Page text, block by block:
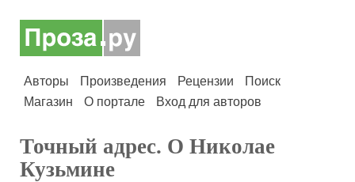
Авторы Произведения Рецензии
Поиск
Магазин
О портале Вход для авторов
Точный адрес. О Николае
Кузьмине